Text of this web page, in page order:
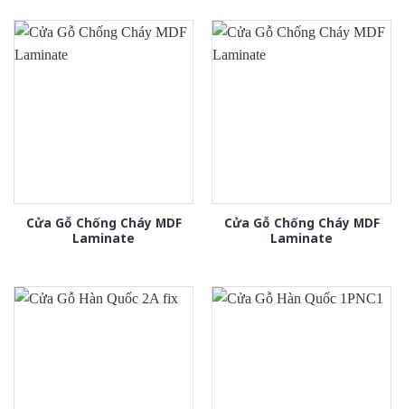
Cửa Gỗ Chống Cháy MDF
Laminate
Cửa Gỗ Chống Cháy MDF
Laminate